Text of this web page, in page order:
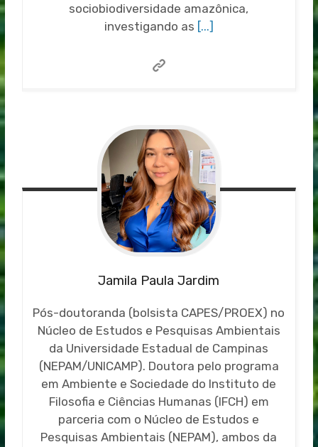
sociobiodiversidade amazônica,
investigando as [...]
Jamila Paula Jardim
Pós-doutoranda (bolsista CAPES/PROEX) no
Núcleo de Estudos e Pesquisas Ambientais
da Universidade Estadual de Campinas
(NEPAM/UNICAMP). Doutora pelo programa
em Ambiente e Sociedade do Instituto de
Filosofia e Ciências Humanas (IFCH) em
parceria com o Núcleo de Estudos e
Pesquisas Ambientais (NEPAM), ambos da